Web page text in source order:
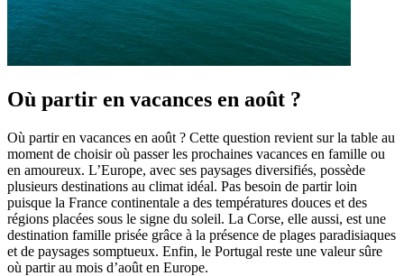
Où partir en vacances en août ?
Où partir en vacances en août ? Cette question revient sur la table au
moment de choisir où passer les prochaines vacances en famille ou
en amoureux. L’Europe, avec ses paysages diversifiés, possède
plusieurs destinations au climat idéal. Pas besoin de partir loin
puisque la France continentale a des températures douces et des
régions placées sous le signe du soleil. La Corse, elle aussi, est une
destination famille prisée grâce à la présence de plages paradisiaques
et de paysages somptueux. Enfin, le Portugal reste une valeur sûre
où partir au mois d’août en Europe.